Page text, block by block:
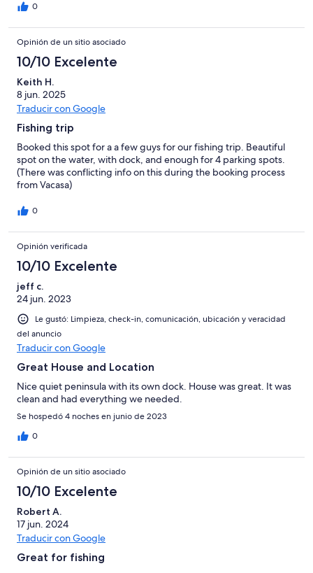
0
Opinión de un sitio asociado
10/10 Excelente
Keith H.
8 jun. 2025
Traducir con Google
Fishing trip
Booked this spot for a a few guys for our fishing trip. Beautiful
spot on the water, with dock, and enough for 4 parking spots.
(There was conflicting info on this during the booking process
from Vacasa)
0
Opinión verificada
10/10 Excelente
jeff c.
24 jun. 2023
Le gustó: Limpieza, check-in, comunicación, ubicación y veracidad
del anuncio
Traducir con Google
Great House and Location
Nice quiet peninsula with its own dock. House was great. It was
clean and had everything we needed.
Se hospedó 4 noches en junio de 2023
0
Opinión de un sitio asociado
10/10 Excelente
Robert A.
17 jun. 2024
Traducir con Google
Great for fishing